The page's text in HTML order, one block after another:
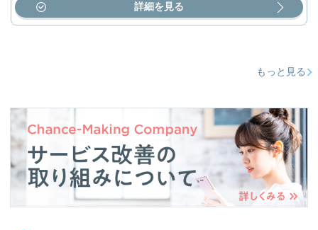
詳細を見る
もっと見る